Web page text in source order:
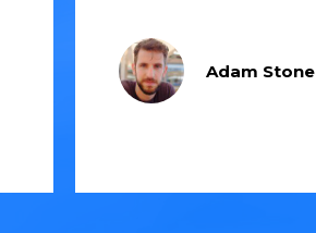
Adam Stone